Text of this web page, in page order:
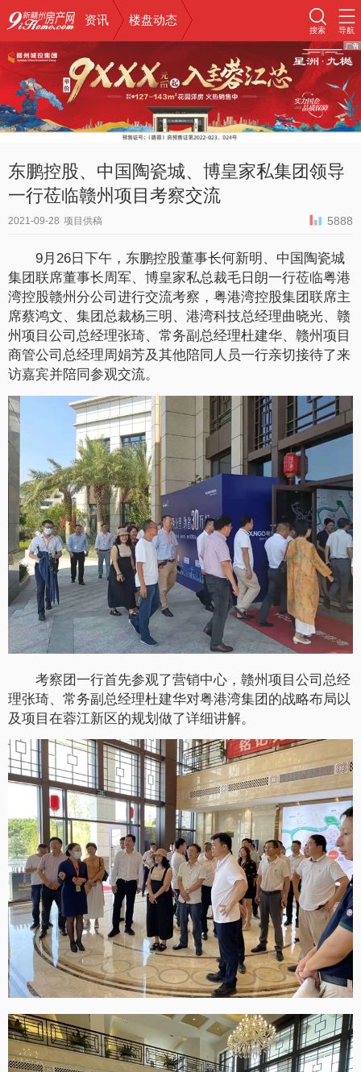
资讯 楼盘动态
搜索 导航
东鹏控股、中国陶瓷城、博皇家私集团领导
一行莅临赣州项目考察交流
2021-09-28 项目供稿 5888
9月26日下午，东鹏控股董事长何新明、中国陶瓷城
集团联席董事长周军、博皇家私总裁毛日朗一行莅临粤港
湾控股赣州分公司进行交流考察，粤港湾控股集团联席主
席蔡鸿文、集团总裁杨三明、港湾科技总经理曲晓光、赣
州项目公司总经理张琦、常务副总经理杜建华、赣州项目
商管公司总经理周娟芳及其他陪同人员一行亲切接待了来
访嘉宾并陪同参观交流。
考察团一行首先参观了营销中心，赣州项目公司总经
理张琦、常务副总经理杜建华对粤港湾集团的战略布局以
及项目在蓉江新区的规划做了详细讲解。